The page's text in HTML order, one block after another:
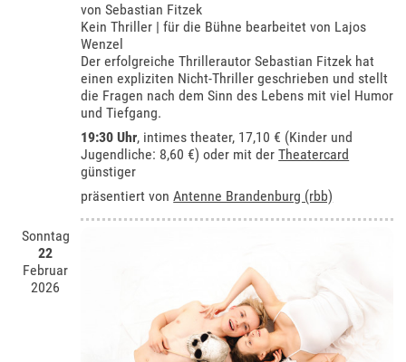
von Sebastian Fitzek
Kein Thriller | für die Bühne bearbeitet von Lajos
Wenzel
Der erfolgreiche Thrillerautor Sebastian Fitzek hat
einen expliziten Nicht-Thriller geschrieben und stellt
die Fragen nach dem Sinn des Lebens mit viel Humor
und Tiefgang.
19:30 Uhr, intimes theater, 17,10 € (Kinder und
Jugendliche: 8,60 €) oder mit derTheatercard
günstiger
präsentiert vonAntenne Brandenburg (rbb)
Sonntag
22
Februar
2026